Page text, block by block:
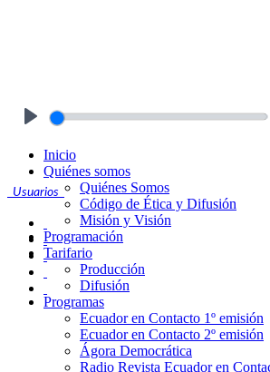
Usuarios
Inicio
Quiénes somos
Quiénes Somos
Código de Ética y Difusión
Misión y Visión
Programación
Tarifario
Producción
Difusión
Programas
Ecuador en Contacto 1º emisión
Ecuador en Contacto 2º emisión
Ágora Democrática
Radio Revista Ecuador en